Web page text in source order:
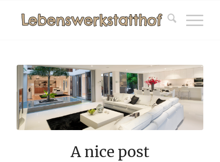
A nice post